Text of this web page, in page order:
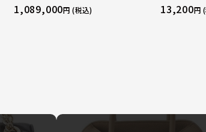
sacai サカイ 750 YG×PG×WG ト
リニティ リング 指輪 マルチカラー 50
1,089,000円 (税込)
ンツ ボトム
13,200円